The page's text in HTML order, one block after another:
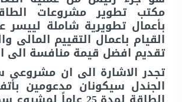
مكتب تطوير مشروعات
بأعمال تطويرية شاملة لييسر
القيام باعمال التقييم المالى
تقديم افضل قيمة منافسة الى
تجدر الاشارة الى ان مشروعى
الجندل سيكونان مدعومين